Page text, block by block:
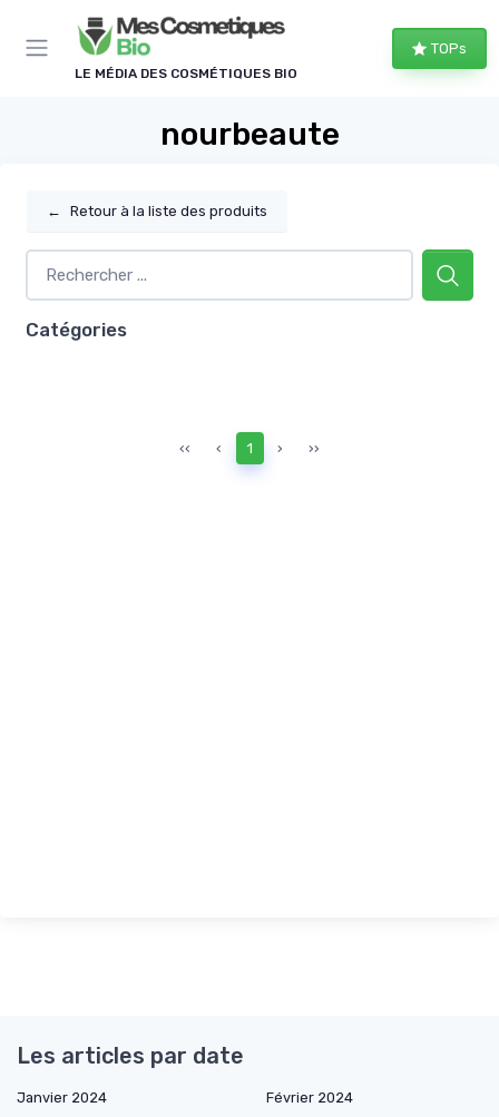
LE MÉDIA DES COSMÉTIQUES BIO
TOPs
nourbeaute
← Retour à la liste des produits
Catégories
‹‹ ‹ 1 › ››
Les articles par date
Janvier 2024
Février 2024
Panneau de gestion des cookies